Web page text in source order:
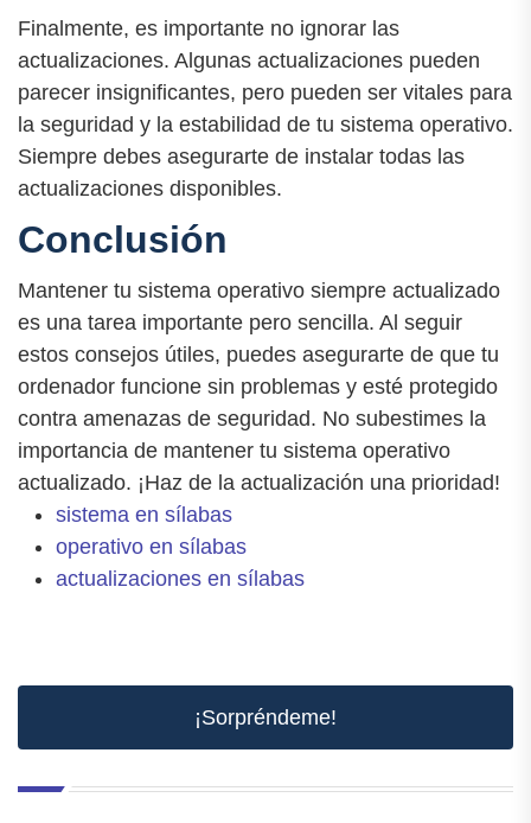
Finalmente, es importante no ignorar las
actualizaciones. Algunas actualizaciones pueden
parecer insignificantes, pero pueden ser vitales para
la seguridad y la estabilidad de tu sistema operativo.
Siempre debes asegurarte de instalar todas las
actualizaciones disponibles.
Conclusión
Mantener tu sistema operativo siempre actualizado
es una tarea importante pero sencilla. Al seguir
estos consejos útiles, puedes asegurarte de que tu
ordenador funcione sin problemas y esté protegido
contra amenazas de seguridad. No subestimes la
importancia de mantener tu sistema operativo
actualizado. ¡Haz de la actualización una prioridad!
sistema en sílabas
operativo en sílabas
actualizaciones en sílabas
¡Sorpréndeme!